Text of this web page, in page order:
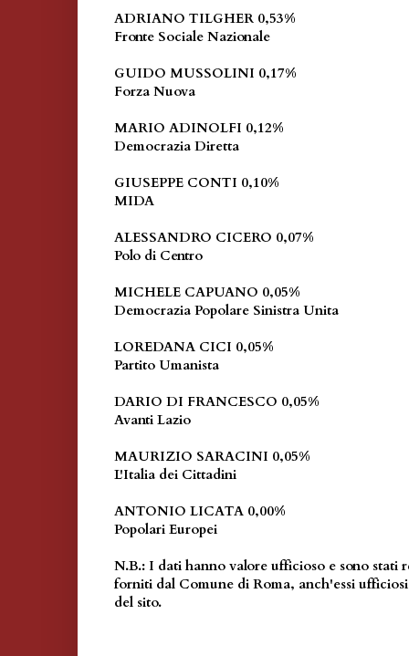
ADRIANO TILGHER 0,53%
Fronte Sociale Nazionale
GUIDO MUSSOLINI 0,17%
Forza Nuova
MARIO ADINOLFI 0,12%
Democrazia Diretta
GIUSEPPE CONTI 0,10%
MIDA
ALESSANDRO CICERO 0,07%
Polo di Centro
MICHELE CAPUANO 0,05%
Democrazia Popolare Sinistra Unita
LOREDANA CICI 0,05%
Partito Umanista
DARIO DI FRANCESCO 0,05%
Avanti Lazio
MAURIZIO SARACINI 0,05%
L'Italia dei Cittadini
ANTONIO LICATA 0,00%
Popolari Europei
N.B.: I dati hanno valore ufficioso e sono stati
forniti dal Comune di Roma, anch'essi
del sito.